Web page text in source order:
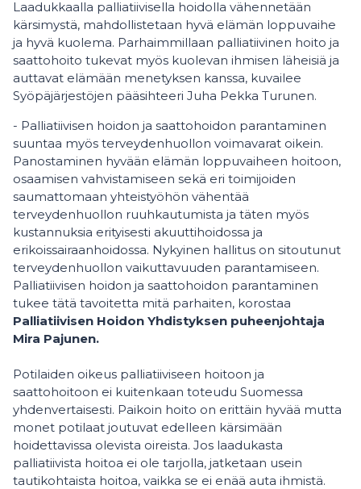
Laadukkaalla palliatiivisella hoidolla vähennetään
kärsimystä, mahdollistetaan hyvä elämän loppuvaihe
ja hyvä kuolema. Parhaimmillaan palliatiivinen hoito ja
saattohoito tukevat myös kuolevan ihmisen läheisiä ja
auttavat elämään menetyksen kanssa, kuvailee
Syöpäjärjestöjen pääsihteeri Juha Pekka Turunen.
- Palliatiivisen hoidon ja saattohoidon parantaminen
suuntaa myös terveydenhuollon voimavarat oikein.
Panostaminen hyvään elämän loppuvaiheen hoitoon,
osaamisen vahvistamiseen sekä eri toimijoiden
saumattomaan yhteistyöhön vähentää
terveydenhuollon ruuhkautumista ja täten myös
kustannuksia erityisesti akuuttihoidossa ja
erikoissairaanhoidossa. Nykyinen hallitus on sitoutunut
terveydenhuollon vaikuttavuuden parantamiseen.
Palliatiivisen hoidon ja saattohoidon parantaminen
tukee tätä tavoitetta mitä parhaiten, korostaa
Palliatiivisen Hoidon Yhdistyksen puheenjohtaja
Mira Pajunen.
Potilaiden oikeus palliatiiviseen hoitoon ja
saattohoitoon ei kuitenkaan toteudu Suomessa
yhdenvertaisesti. Paikoin hoito on erittäin hyvää mutta
monet potilaat joutuvat edelleen kärsimään
hoidettavissa olevista oireista. Jos laadukasta
palliatiivista hoitoa ei ole tarjolla, jatketaan usein
tautikohtaista hoitoa, vaikka se ei enää auta ihmistä.